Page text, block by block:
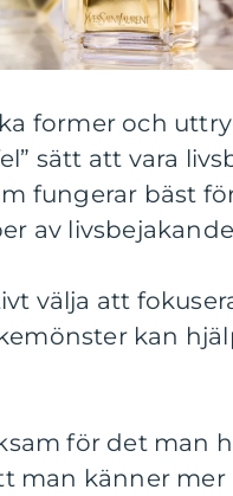
former och
sätt att vara
fungerar bäst
av
välja att
kan
för det man
man känner mer